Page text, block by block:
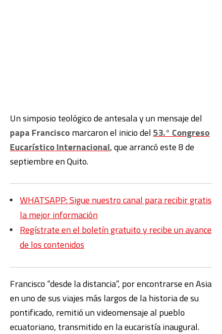
Un simposio teológico de antesala y un mensaje del
papa Franciscomarcaron el inicio del53.° Congreso
Eucarístico Internacional, que arrancó este 8 de
septiembre en Quito.
WHATSAPP: Sigue nuestro canal para recibir gratis
la mejor información
Regístrate en el boletín gratuito y recibe un avance
de los contenidos
Francisco “desde la distancia”, por encontrarse en Asia
en uno de sus viajes más largos de la historia de su
pontificado, remitió un videomensaje al pueblo
ecuatoriano, transmitido en la eucaristía inaugural.